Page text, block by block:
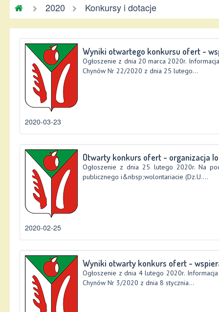
Gmina
Chynów
2020 Konkursy i dotacje
Wyniki otwartego konkursu ofert -
Ogłoszenie z dnia 20 marca 2020r.
Chynów Nr 22/2020 z dnia 25 lutego...
2020-03-23
Otwarty konkurs ofert - organizacja
Ogłoszenie z dnia 25 lutego 2020r. Na
publicznego i&nbsp;wolontariacie (Dz.U....
2020-02-25
Wyniki otwarty konkurs ofert -
Ogłoszenie z dnia 4 lutego 2020r.
Chynów Nr 3/2020 z dnia 8 stycznia...